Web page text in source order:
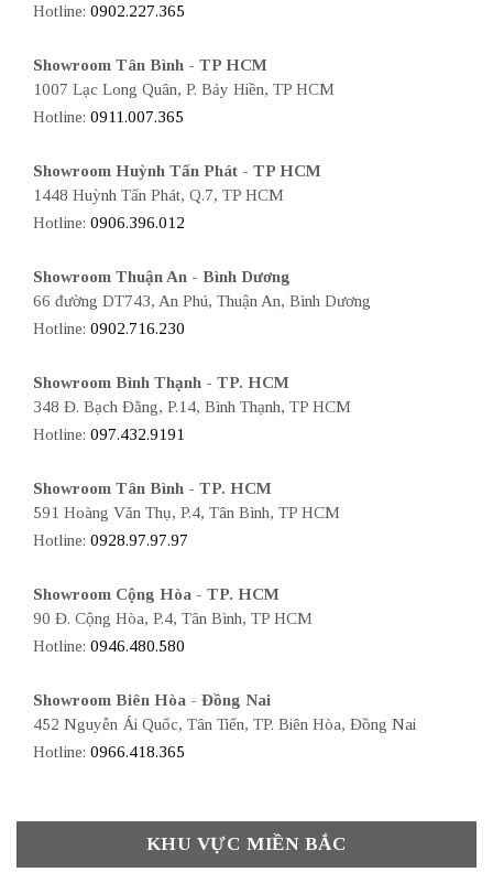
Hotline: 0902.227.365
Showroom Tân Bình - TP HCM
1007 Lạc Long Quân, P. Bảy Hiền, TP HCM
Hotline: 0911.007.365
Showroom Huỳnh Tấn Phát - TP HCM
1448 Huỳnh Tấn Phát, Q.7, TP HCM
Hotline: 0906.396.012
Showroom Thuận An - Bình Dương
66 đường DT743, An Phú, Thuận An, Bình Dương
Hotline: 0902.716.230
Showroom Bình Thạnh - TP. HCM
348 Đ. Bạch Đằng, P.14, Bình Thạnh, TP HCM
Hotline: 097.432.9191
Showroom Tân Bình - TP. HCM
591 Hoàng Văn Thụ, P.4, Tân Bình, TP HCM
Hotline: 0928.97.97.97
Showroom Cộng Hòa - TP. HCM
90 Đ. Cộng Hòa, P.4, Tân Bình, TP HCM
Hotline: 0946.480.580
Showroom Biên Hòa - Đồng Nai
452 Nguyễn Ái Quốc, Tân Tiến, TP. Biên Hòa, Đồng Nai
Hotline: 0966.418.365
KHU VỰC MIỀN BẮC